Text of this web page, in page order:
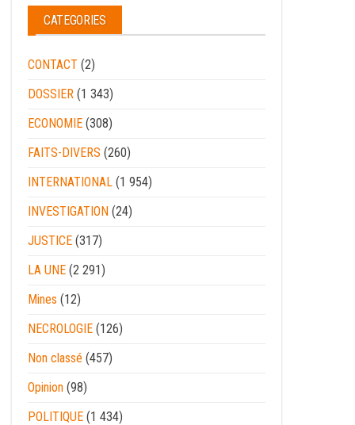
CATEGORIES
CONTACT (2)
DOSSIER (1 343)
ECONOMIE (308)
FAITS-DIVERS (260)
INTERNATIONAL (1 954)
INVESTIGATION (24)
JUSTICE (317)
LA UNE (2 291)
Mines (12)
NECROLOGIE (126)
Non classé (457)
Opinion (98)
POLITIQUE (1 434)